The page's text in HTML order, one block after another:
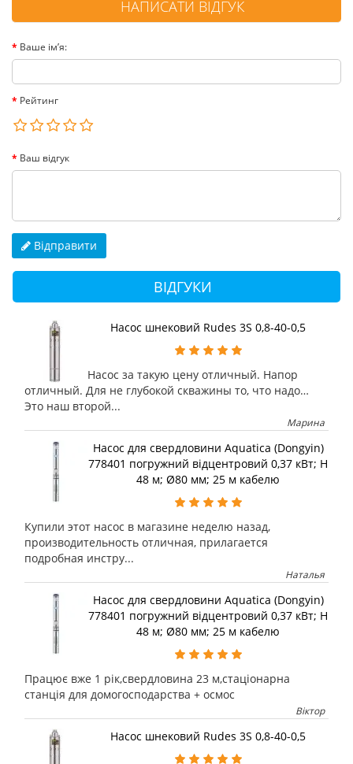
НАПИСАТИ ВІДГУК
Ваше ім’я:
Рейтинг
Ваш відгук
Відправити
ВІДГУКИ
Насос шнековий Rudes 3S 0,8-40-0,5
Насос за такую цену отличный. Напор
отличный. Для не глубокой скважины то, что надо…
Это наш второй...
Марина
Насос для свердловини Aquatica (Dongyin)
778401 погружний відцентровий 0,37 кВт; H
48 м; Ø80 мм; 25 м кабелю
Купили этот насос в магазине неделю назад,
производительность отличная, прилагается
подробная инстру...
Наталья
Насос для свердловини Aquatica (Dongyin)
778401 погружний відцентровий 0,37 кВт; H
48 м; Ø80 мм; 25 м кабелю
Працює вже 1 рік,свердловина 23 м,стаціонарна
станція для домогосподарства + осмос
Віктор
Насос шнековий Rudes 3S 0,8-40-0,5